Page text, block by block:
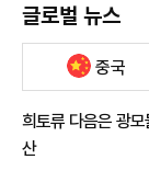
글로벌 뉴스
중국
희토류 다음은 광
산